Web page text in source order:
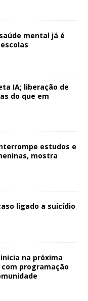
mental já é
IA; liberação de
do que em
estudos e
mostra
ligado a suicídio
inicia na próxima
programação